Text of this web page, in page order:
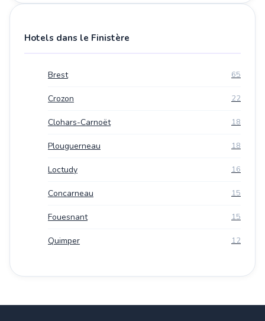
Hotels dans le Finistère
Brest 65
Crozon 22
Clohars-Carnoët 18
Plouguerneau 18
Loctudy 16
Concarneau 15
Fouesnant 15
Quimper 12